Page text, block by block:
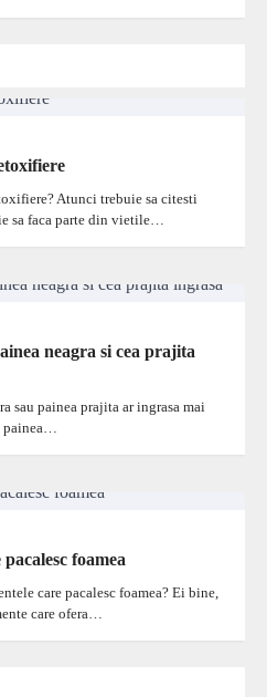
Atunci trebuie sa citesti
sa faca parte din vietile…
neagra si cea prajita
sau painea prajita ar ingrasa mai
painea…
foamea
care pacalesc foamea? Ei bine,
care ofera…